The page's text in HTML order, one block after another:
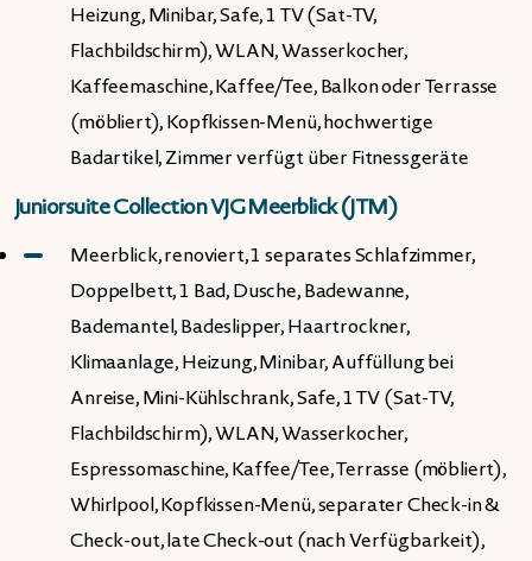
Heizung, Minibar, Safe, 1 TV (Sat-TV,
Flachbildschirm), WLAN, Wasserkocher,
Kaffeemaschine, Kaffee/Tee, Balkon oder Terrasse
(möbliert), Kopfkissen-Menü, hochwertige
Badartikel, Zimmer verfügt über Fitnessgeräte
Juniorsuite Collection VJG Meerblick (JTM)
Meerblick, renoviert, 1 separates Schlafzimmer,
Doppelbett, 1 Bad, Dusche, Badewanne,
Bademantel, Badeslipper, Haartrockner,
Klimaanlage, Heizung, Minibar, Auffüllung bei
Anreise, Mini-Kühlschrank, Safe, 1 TV (Sat-TV,
Flachbildschirm), WLAN, Wasserkocher,
Espressomaschine, Kaffee/Tee, Terrasse (möbliert),
Whirlpool, Kopfkissen-Menü, separater Check-in &
Check-out, late Check-out (nach Verfügbarkeit),